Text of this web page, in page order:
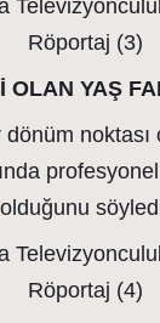
OLAN YAŞ
dönüm